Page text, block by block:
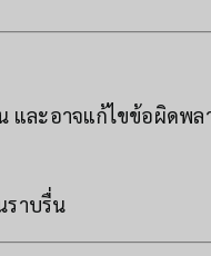
และอาจแก้ไขข้อผิดพล
ราบรื่น